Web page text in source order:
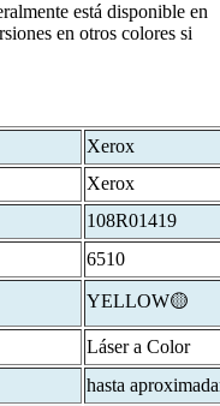
está disponible en
en otros colores si
Xerox
Xerox
108R01419
6510
YELLOW🟡
Láser a Color
hasta